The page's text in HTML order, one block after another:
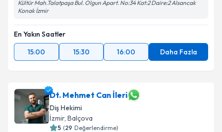
Kültür Mah.Talatpaşa Bul. Olgun Apart. No:34 Kat:2 Daire:2 Alsancak
Konak İzmir
En Yakın Saatler
15:00
15:30 16:00 Daha Fazla
Dt. Mehmet Can İleri
Diş Hekimi
İzmir, Balçova
5 (29 Değerlendirme)